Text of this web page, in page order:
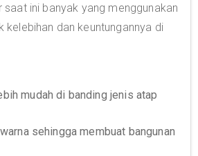
ini banyak yang menggunakan
kelebihan dan keuntungannya di
mudah di banding jenis atap
sehingga membuat bangunan